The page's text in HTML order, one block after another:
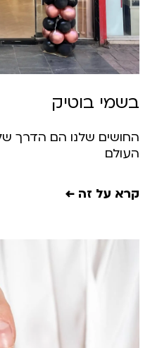
בוטיק
שלנו הם הדרך
על זה ←